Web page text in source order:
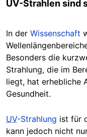
UV-Strahlen sind
In der Wissenschaft
Besonders die
Strahlung, die im
liegt, hat erhebliche
Gesundheit.
UV-Strahlung ist für
kann jedoch nicht